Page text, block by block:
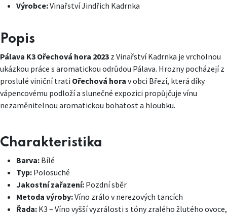
Výrobce:Vinařství Jindřich Kadrnka
Popis
Pálava K3 Ořechová hora 2023 z Vinařství Kadrnka je vrcholnou
ukázkou práce s aromatickou odrůdou Pálava. Hrozny pocházejí z
proslulé viniční trati Ořechová hora v obci Březí, která díky
vápencovému podloží a slunečné expozici propůjčuje vínu
nezaměnitelnou aromatickou bohatost a hloubku.
Charakteristika
Barva: Bílé
Typ: Polosuché
Jakostní zařazení: Pozdní sběr
Metoda výroby:Víno zrálo v nerezových tancích
Řada: K3 – Víno vyšší vyzrálosti s tóny zralého žlutého ovoce,